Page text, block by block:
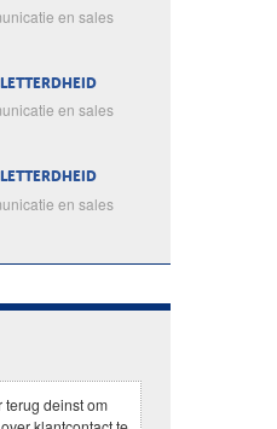
en sales
en sales
en sales
terug deinst om